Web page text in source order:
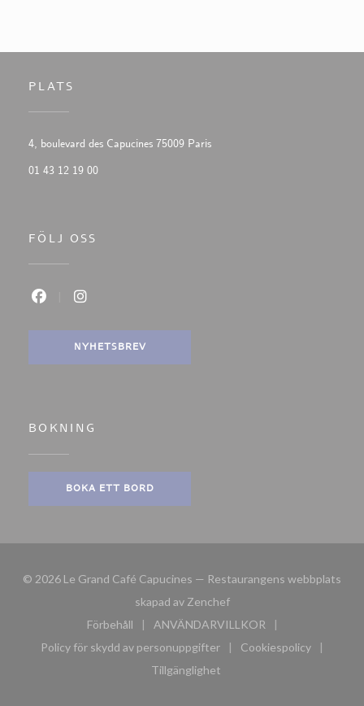
PLATS
4, boulevard des Capucines 75009 Paris((öppnas i ett nytt fönster))
01 43 12 19 00
FÖLJ OSS
Facebook ((öppnas i ett nytt fönster))
NYHETSBREV
BOKNING
BOKA ETT BORD
© 2026 Le Grand Café Capucines — Restaurangens webbplats
skapad av Zenchef((öppnas i ett nytt
Förbehåll
((öppnas i ett nytt fönster))
ANVÄNDARVILLKOR
((öppnas i ett nytt fönster))
Policy för skydd av personuppgifter
((öppnas i ett nytt fönster))
Cookiespolicy
((öppnas i ett
Tillgänglighet
((öppnas i ett nytt fönster))